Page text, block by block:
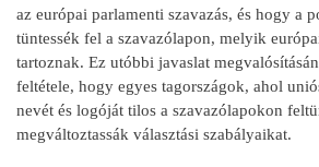
az európai parlamenti szavazás, és hogy a
tüntessék fel a szavazólapon, melyik
tartoznak. Ez utóbbi javaslat
feltétele, hogy egyes tagországok, ahol
nevét és logóját tilos a szavazólapokon
megváltoztassák választási szabályaikat.